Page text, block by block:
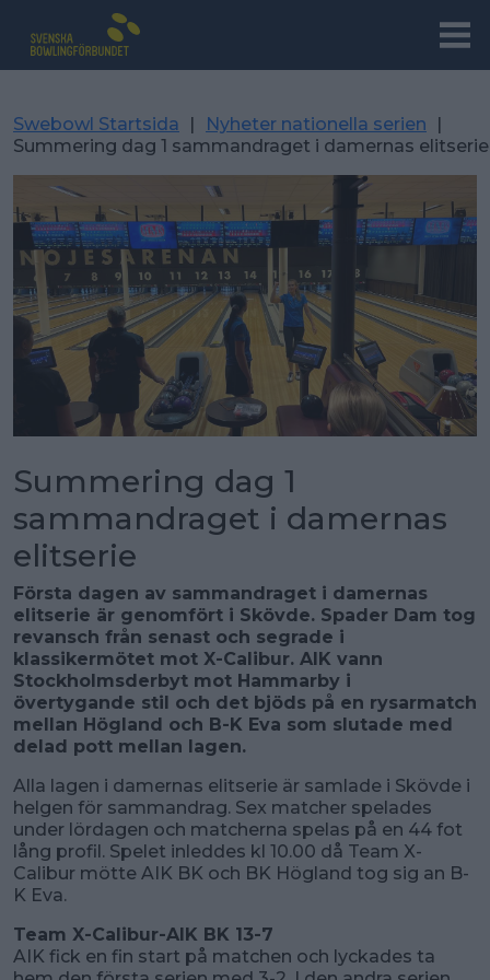
Swebowl Startsida | Nyheter nationella serien
|
Summering dag 1 sammandraget i damernas elitserie
Summering dag 1
sammandraget i damernas
elitserie
Första dagen av sammandraget i damernas
elitserie är genomfört i Skövde. Spader Dam tog
revansch från senast och segrade i
klassikermötet mot X-Calibur. AIK vann
Stockholmsderbyt mot Hammarby i
övertygande stil och det bjöds på en rysarmatch
mellan Högland och B-K Eva som slutade med
delad pott mellan lagen.
Alla lagen i damernas elitserie är samlade i Skövde i
helgen för sammandrag. Sex matcher spelades
under lördagen och matcherna spelas på en 44 fot
lång profil. Spelet inleddes kl 10.00 då Team X-
Calibur mötte AIK BK och BK Högland tog sig an B-
K Eva.
Team X-Calibur-AIK BK 13-7
AIK fick en fin start på matchen och lyckades ta